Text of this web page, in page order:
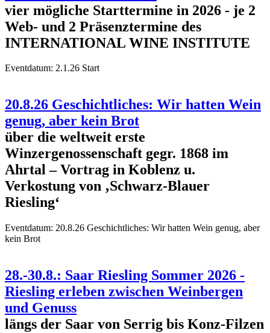
vier mögliche Starttermine in 2026 - je 2
Web- und 2 Präsenztermine des
INTERNATIONAL WINE INSTITUTE
Eventdatum: 2.1.26 Start
20.8.26 Geschichtliches: Wir hatten Wein
genug, aber kein Brot
über die weltweit erste
Winzergenossenschaft gegr. 1868 im
Ahrtal – Vortrag in Koblenz u.
Verkostung von ‚Schwarz-Blauer
Riesling‘
Eventdatum: 20.8.26 Geschichtliches: Wir hatten Wein genug, aber
kein Brot
28.-30.8.: Saar Riesling Sommer 2026 -
Riesling erleben zwischen Weinbergen
und Genuss
längs der Saar von Serrig bis Konz-Filzen